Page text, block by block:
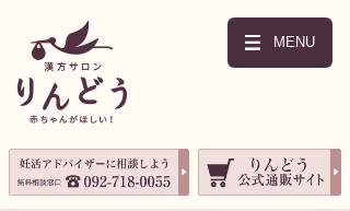
MENU